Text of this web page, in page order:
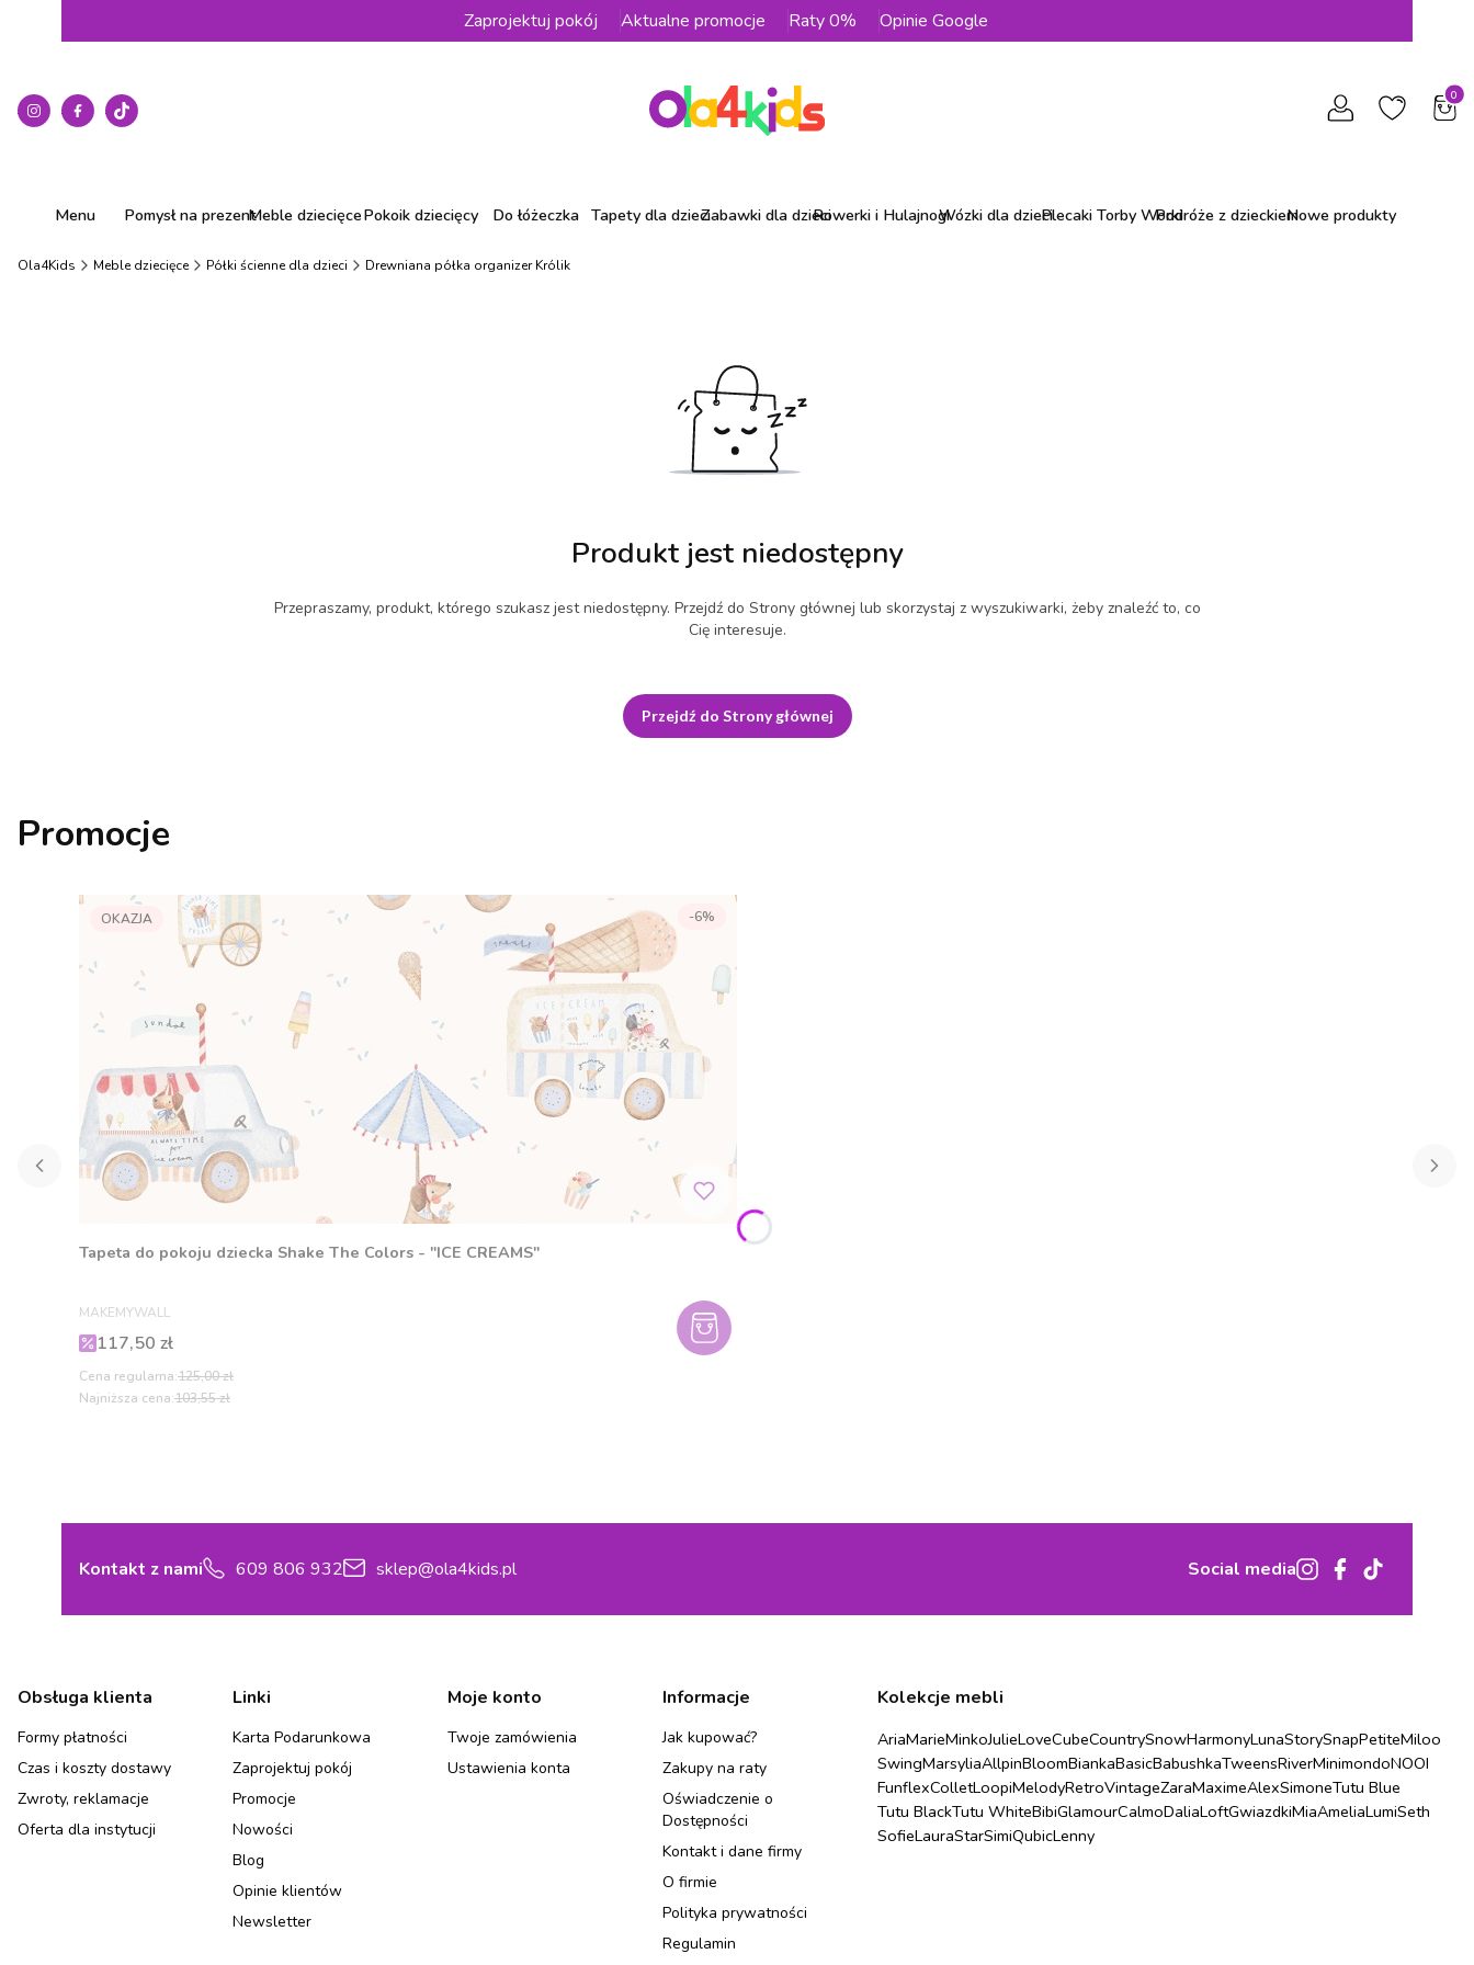
Zaprojektuj pokój Aktualne promocje Raty 0% Opinie Google
Menu Pomysł na prezentMeble dziecięcePokoik dziecięcy Do łóżeczka Tapety dla dzieciZabawki dla dzieciRowerki i HulajnogiWózki dla dzieciPlecaki Torby WorkiPodróże z dzieckiemNowe produkty
Ola4Kids Meble dziecięce Półki ścienne dla dzieci Drewniana półka organizer Królik
Produkt jest niedostępny
Przepraszamy, produkt, którego szukasz jest niedostępny. Przejdź do Strony głównej lub skorzystaj z wyszukiwarki, żeby znaleźć to, co
Cię interesuje.
Przejdź do Strony głównej
Promocje
OKAZJA
Tapeta do pokoju dziecka Shake The Colors - "ICE CREAMS"
PRODUCENT
MAKEMYWALL
Cena promocyjna
117,50 zł
Cena regularna:125,00 zł
-6%
Najniższa cena:103,55 zł
Kontakt z nami 609 806 932 sklep@ola4kids.pl Social media
Linki w stopce
Obsługa klienta
Formy płatności
Czas i koszty dostawy
Zwroty, reklamacje
Oferta dla instytucji
Linki
Karta Podarunkowa
Zaprojektuj pokój
Promocje
Nowości
Blog
Opinie klientów
Newsletter
Moje konto
Twoje zamówienia
Ustawienia konta
Informacje
Jak kupować?
Zakupy na raty
Oświadczenie o
Dostępności
Kontakt i dane firmy
O firmie
Polityka prywatności
Regulamin
Kolekcje mebli
AriaMarieMinkoJulieLoveCubeCountrySnowHarmonyLunaStorySnapPetiteMiloo
SwingMarsyliaAllpinBloomBiankaBasicBabushkaTweensRiverMinimondoNOOI
FunflexColletLoopiMelodyRetroVintageZaraMaximeAlexSimoneTutu Blue
Tutu BlackTutu WhiteBibiGlamourCalmoDaliaLoftGwiazdkiMiaAmeliaLumiSeth
SofieLauraStarSimiQubicLenny